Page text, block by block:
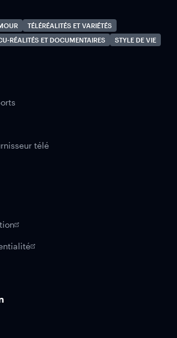
TÉLÉRÉALITÉS ET VARIÉTÉS
RÉALITÉS ET DOCUMENTAIRES
STYLE DE VIE
télé